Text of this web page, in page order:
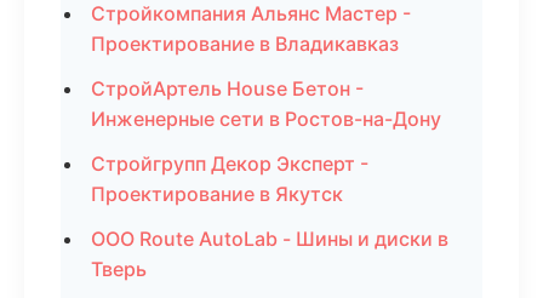
Стройкомпания Альянс Мастер -
Проектирование в Владикавказ
СтройАртель House Бетон -
Инженерные сети в Ростов-на-Дону
Стройгрупп Декор Эксперт -
Проектирование в Якутск
ООО Route AutoLab - Шины и диски в
Тверь